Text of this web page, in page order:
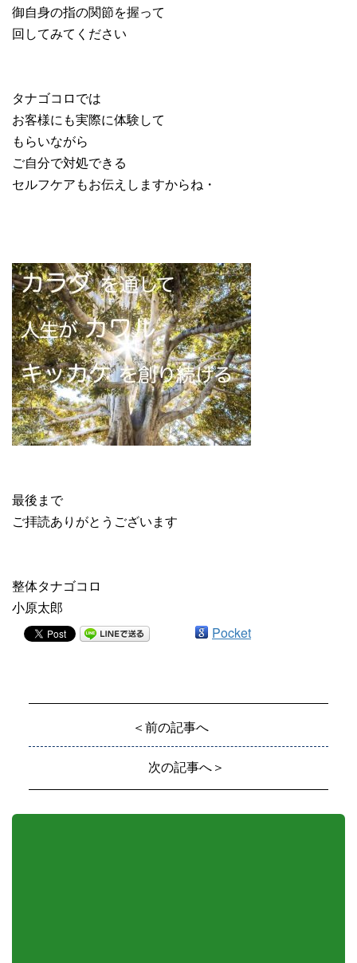
御自身の指の関節を握って
回してみてください
タナゴコロでは
お客様にも実際に体験して
もらいながら
ご自分で対処できる
セルフケアもお伝えしますからね・
最後まで
ご拝読ありがとうございます
整体タナゴコロ
小原太郎
Pocket
＜前の記事へ
次の記事へ＞